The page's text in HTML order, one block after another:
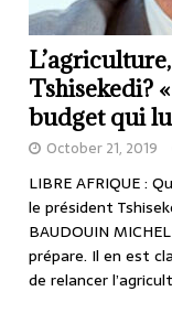
Tshisekedi?
budget qui
October 21, 2019
LIBRE AFRIQUE :
le président
BAUDOUIN
prépare. Il en est
de relancer